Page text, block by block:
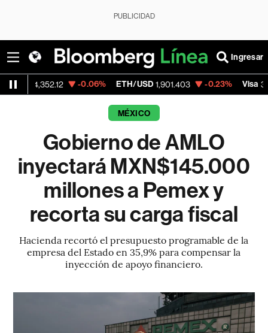
PUBLICIDAD
Ingresar
-0.06% ETH/USD 1,901.403 -0.23% Visa 370.47
MÉXICO
Gobierno de AMLO
inyectará MXN$145.000
millones a Pemex y
recorta su carga fiscal
Hacienda recortó el presupuesto programable de la
empresa del Estado en 35,9% para compensar la
inyección de apoyo financiero.